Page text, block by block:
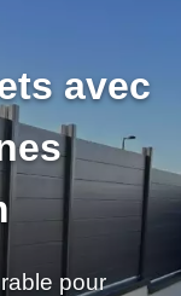
avec
pour